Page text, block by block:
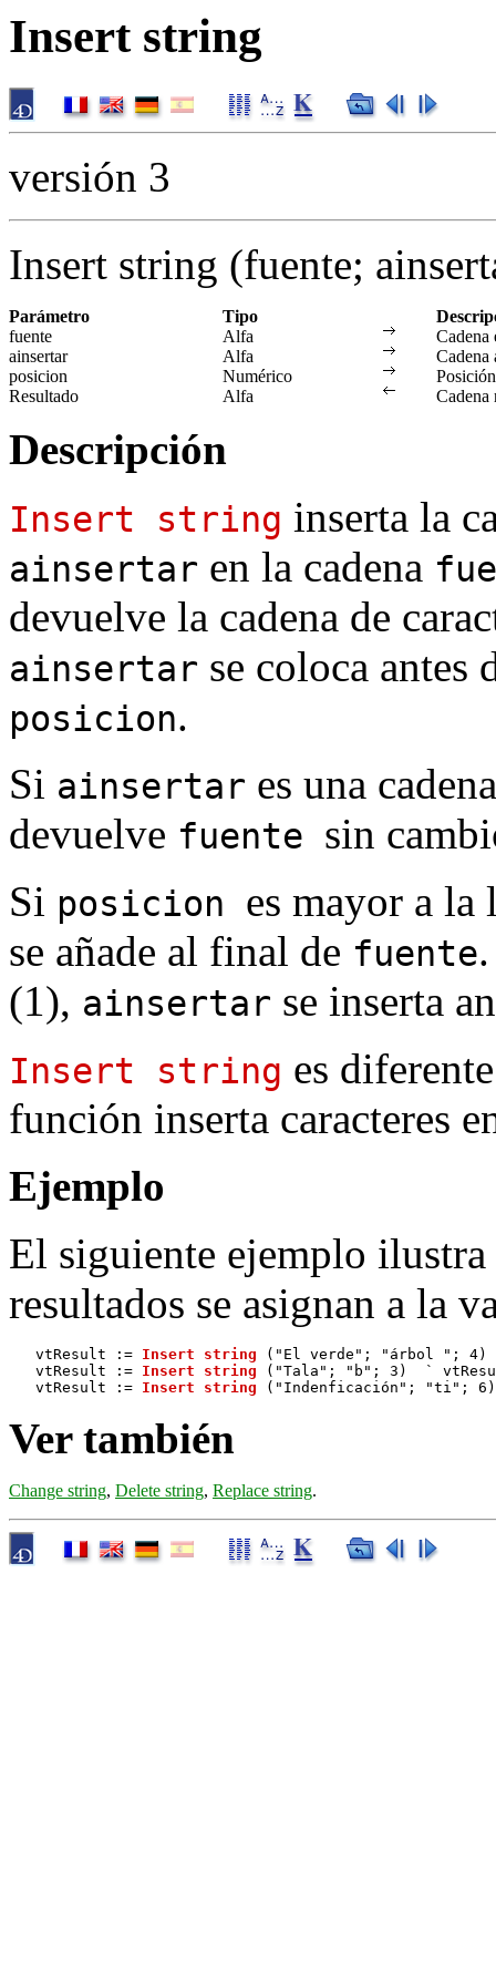
Insert string
versión 3
Insert string (fuente;
Parámetro Tipo
fuente
Alfa
Cadena
ainsertar
Alfa
Cadena
posicion
Numérico
Resultado
Alfa Cadena
Descripción
Insert string inserta la
ainsertar en la cadena
devuelve la cadena de
ainsertar se coloca antes
posicion.
Si ainsertar es una
devuelve fuente sin
Si posicion es mayor a
se añade al final de fuente
(1), ainsertar se inserta
Insert string es
función inserta caracteres
Ejemplo
El siguiente ejemplo
resultados se asignan a la
vtResult := Insert string ("El verde"; "árbol "; 4)
vtResult := Insert string ("Tala"; "b"; 3)  `
vtResult := Insert string
Ver también
Change string, Delete string, Replace string.